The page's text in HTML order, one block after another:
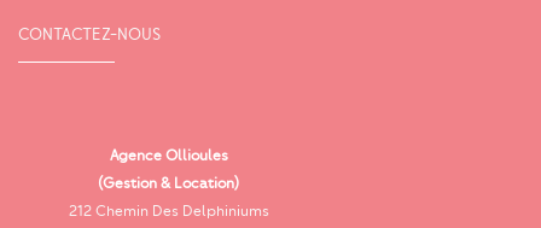
CONTACTEZ-NOUS
Agence Ollioules
(Gestion & Location)
212 Chemin Des Delphiniums